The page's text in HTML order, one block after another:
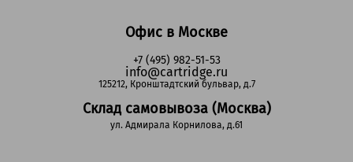
Офис в Москве
+7 (495) 982-51-53
info@cartridge.ru
125212, Кронштадтский бульвар, д.7
Склад самовывоза (Москва)
ул. Адмирала Корнилова, д.61